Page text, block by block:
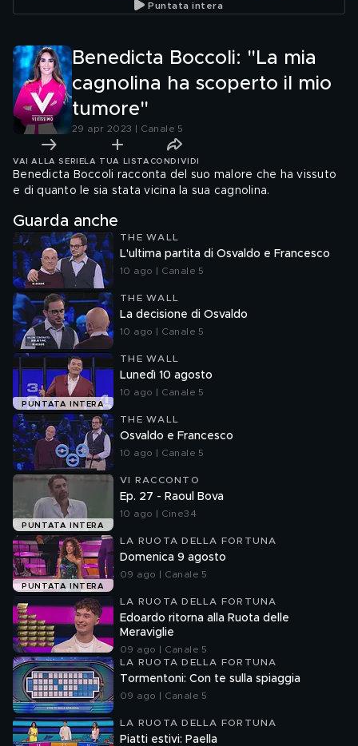
Puntata intera
Benedicta Boccoli: "La mia
cagnolina ha scoperto il mio
tumore"
29 apr 2023 | Canale 5
VAI ALLA SERIE LA TUA LISTA CONDIVIDI
Benedicta Boccoli racconta del suo malore che ha vissuto
e di quanto le sia stata vicina la sua cagnolina.
Guarda anche
THE WALL
L'ultima partita di Osvaldo e Francesco
10 ago | Canale 5
THE WALL
La decisione di Osvaldo
10 ago | Canale 5
PUNTATA INTERA
THE WALL
Lunedì 10 agosto
10 ago | Canale 5
THE WALL
Osvaldo e Francesco
10 ago | Canale 5
PUNTATA INTERA
VI RACCONTO
Ep. 27 - Raoul Bova
10 ago | Cine34
PUNTATA INTERA
LA RUOTA DELLA FORTUNA
Domenica 9 agosto
09 ago | Canale 5
LA RUOTA DELLA FORTUNA
Edoardo ritorna alla Ruota delle
Meraviglie
09 ago | Canale 5
LA RUOTA DELLA FORTUNA
Tormentoni: Con te sulla spiaggia
09 ago | Canale 5
LA RUOTA DELLA FORTUNA
Piatti estivi: Paella